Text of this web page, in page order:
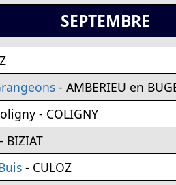
SEPTEMBRE
- AMBERIEU en
- COLIGNY
- BIZIAT
- CULOZ